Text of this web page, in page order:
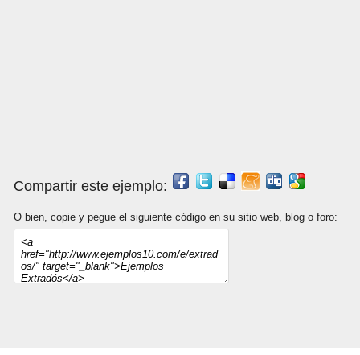
Compartir este ejemplo:
O bien, copie y pegue el siguiente código en su sitio web, blog o foro: